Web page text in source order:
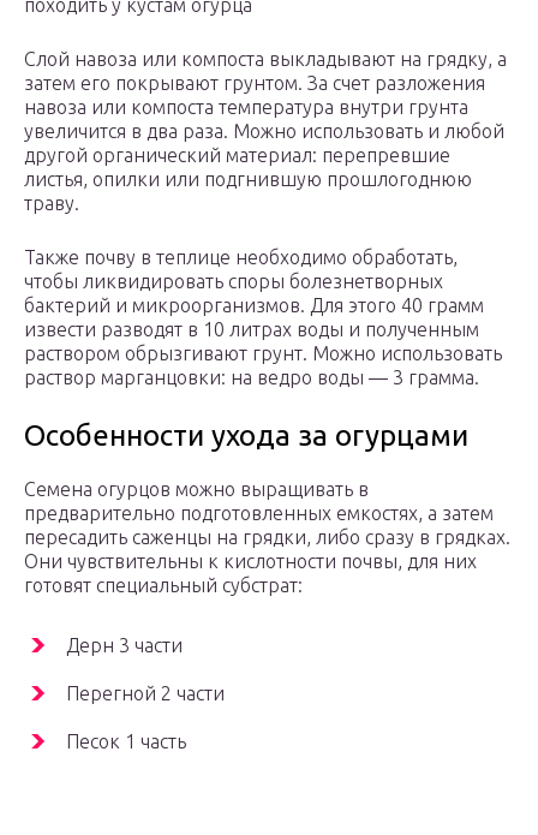
походить у кустам огурца
Слой навоза или компоста выкладывают на грядку, а
затем его покрывают грунтом. За счет разложения
навоза или компоста температура внутри грунта
увеличится в два раза. Можно использовать и любой
другой органический материал: перепревшие
листья, опилки или подгнившую прошлогоднюю
траву.
Также почву в теплице необходимо обработать,
чтобы ликвидировать споры болезнетворных
бактерий и микроорганизмов. Для этого 40 грамм
извести разводят в 10 литрах воды и полученным
раствором обрызгивают грунт. Можно использовать
раствор марганцовки: на ведро воды — 3 грамма.
Особенности ухода за огурцами
Семена огурцов можно выращивать в
предварительно подготовленных емкостях, а затем
пересадить саженцы на грядки, либо сразу в грядках.
Они чувствительны к кислотности почвы, для них
готовят специальный субстрат:
Дерн 3 части
Перегной 2 части
Песок 1 часть